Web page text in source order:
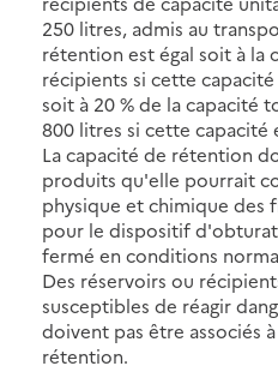
250 litres, admis au
rétention est égal soit à la
récipients si cette
soit à 20 % de la capacité
800 litres si cette capacité
La capacité de rétention
produits qu'elle pourrait
physique et chimique des
pour le dispositif
fermé en conditions
Des réservoirs ou
susceptibles de réagir
doivent pas être associés
rétention.